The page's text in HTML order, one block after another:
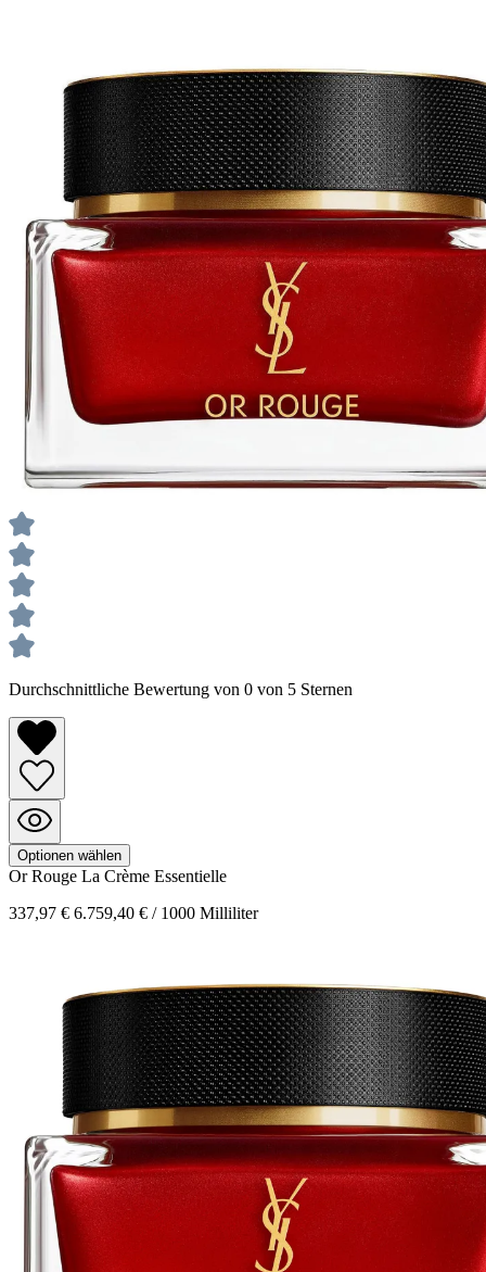
Durchschnittliche Bewertung von 0 von 5 Sternen
Optionen wählen
Or Rouge La Crème Essentielle
337,97 € 6.759,40 € / 1000 Milliliter